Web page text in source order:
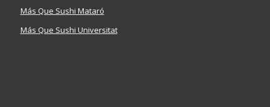
Más Que Sushi Mataró
Más Que Sushi Universitat